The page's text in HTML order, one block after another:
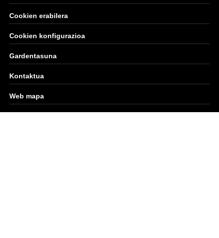
Cookien erabilera
Cookien konfigurazioa
Gardentasuna
Kontaktua
Web mapa